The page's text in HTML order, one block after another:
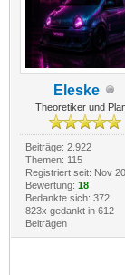
Eleske
Theoretiker und
Beiträge: 2.922
Themen: 115
Registriert seit: Nov
Bewertung: 18
Bedankte sich: 372
823x gedankt in 612
Beiträgen